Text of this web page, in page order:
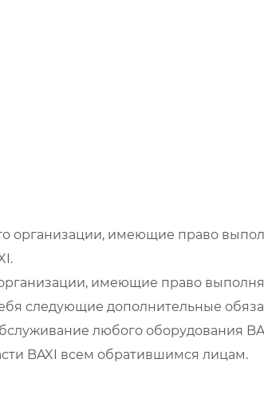
организации, имеющие право
имеющие право
следующие дополнительные
любого оборудования
BAXI всем обратившимся лицам.